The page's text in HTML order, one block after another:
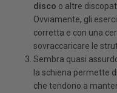
disco o altre
Ovviamente, gli
corretta e con una
sovraccaricare le
Sembra quasi
la schiena permette
che tendono a